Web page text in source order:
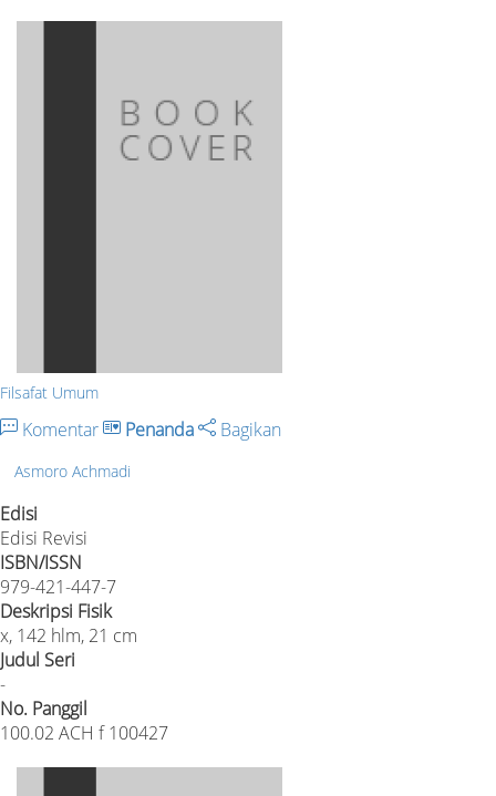
Filsafat Umum
Komentar Penanda Bagikan
Asmoro Achmadi
Edisi
Edisi Revisi
ISBN/ISSN
979-421-447-7
Deskripsi Fisik
x, 142 hlm, 21 cm
Judul Seri
-
No. Panggil
100.02 ACH f 100427